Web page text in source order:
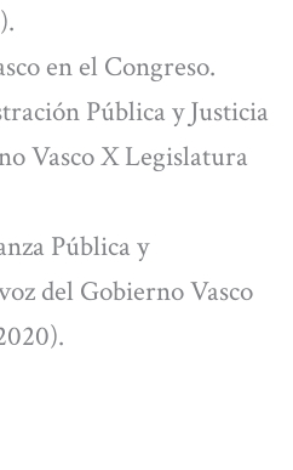
en el Congreso.
Pública y Justicia
Vasco X Legislatura
Pública y
del Gobierno Vasco